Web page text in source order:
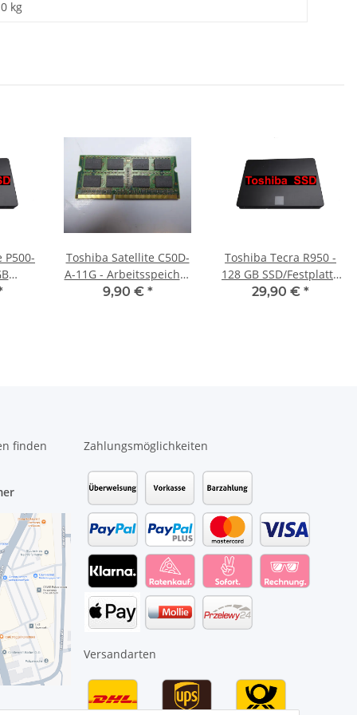
kg
P500-
Toshiba Satellite C50D-
A-11G - Arbeitsspeicher
2GB RAM Memory
9,90 € *
Toshiba Tecra R950 -
128 GB SSD/Festplatte
SATA
29,90 € *
finden
Zahlungsmöglichkeiten
Versandarten